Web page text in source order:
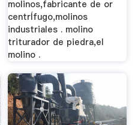
molinos,fabricante de or
centrÍfugo,molinos
industriales . molino
triturador de piedra,el
molino .